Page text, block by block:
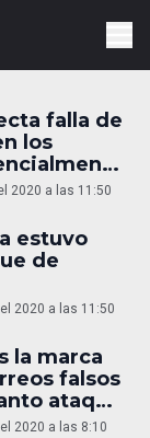
falla de
los
2020 a las 11:50
estuvo
de
2020 a las 11:50
la marca
falsos
ataque
2020 a las 8:10